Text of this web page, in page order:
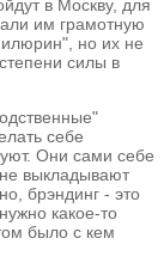
в Москву, для
им грамотную
но их не
силы в
себе
Они сами себе
выкладывают
брэндинг - это
какое-то
было с кем